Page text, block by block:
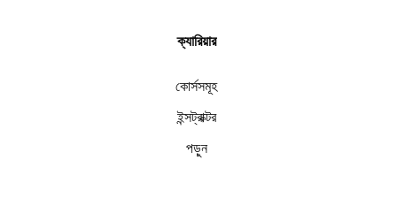
ক্যারিয়ার
কোর্সসমূহ
ইন্সট্রাক্টর
পড়ুন